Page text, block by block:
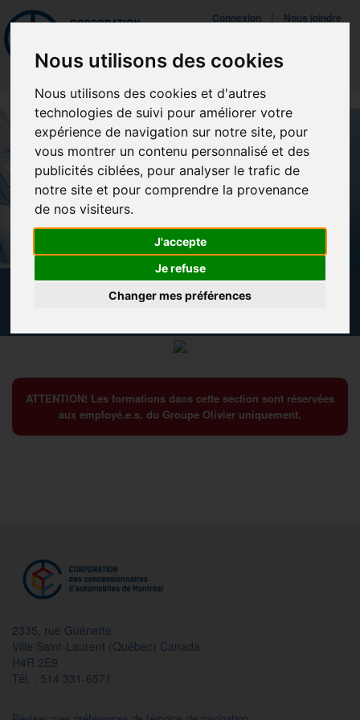
Nous utilisons des cookies
Nous utilisons des cookies et d'autres
technologies de suivi pour améliorer votre
expérience de navigation sur notre site, pour
vous montrer un contenu personnalisé et des
publicités ciblées, pour analyser le trafic de
notre site et pour comprendre la provenance
de nos visiteurs.
J'accepte
Je refuse
Changer mes préférences
Mettreà jour vos préférences de témoins
Connexion Nous joindre
ACADÉMIE GROUPE OLIVIER
ATTENTION! Les formations dans cette section sont réservées
aux employé.e.s. du Groupe Olivier uniquement.
2335, rue Guénette
Ville Saint-Laurent (Québec) Canada
H4R 2E9
Tél. : 514 331-6571